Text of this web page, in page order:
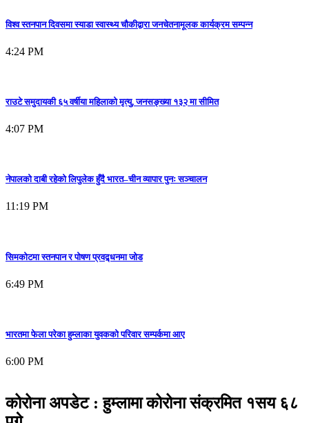
विश्व स्तनपान दिवसमा स्याडा स्वास्थ्य चौकीद्वारा जनचेतनामूलक कार्यक्रम सम्पन्न
4:24 PM
राउटे समुदायकी ६५ वर्षीया महिलाको मृत्यु, जनसङ्ख्या १३२ मा सीमित
4:07 PM
नेपालको दाबी रहेको लिपुलेक हुँदै भारत–चीन व्यापार पुनः सञ्चालन
11:19 PM
सिमकोटमा स्तनपान र पोषण प्रवद्र्धनमा जोड
6:49 PM
भारतमा फेला परेका हुम्लाका युवकको परिवार सम्पर्कमा आए
6:00 PM
कोरोना अपडेट : हुम्लामा कोरोना संक्रमित १सय ६८